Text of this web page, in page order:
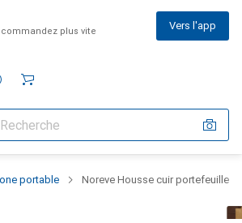
plus vite Vers l'app
portable Noreve Housse cuir portefeuille